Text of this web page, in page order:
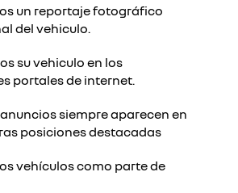
un reportaje fotográfico
del vehiculo.
su vehiculo en los
portales de internet.
siempre aparecen en
posiciones destacadas
vehículos como parte de